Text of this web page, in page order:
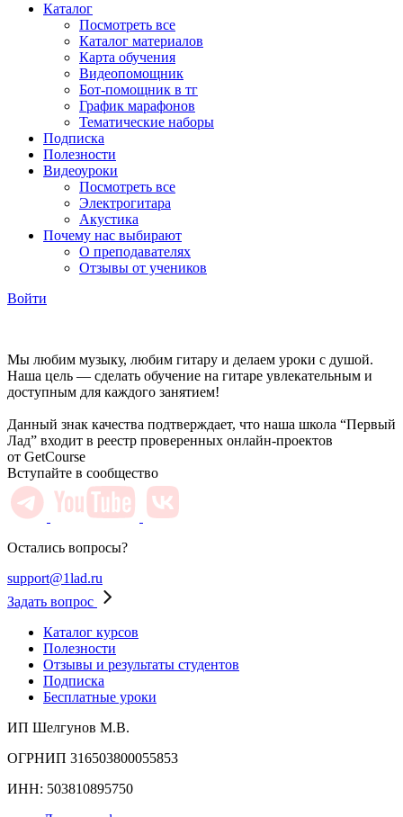
Каталог
Посмотреть все
Каталог материалов
Карта обучения
Видеопомощник
Бот-помощник в тг
График марафонов
Тематические наборы
Подписка
Полезности
Видеоуроки
Посмотреть все
Электрогитара
Акустика
Почему нас выбирают
О преподавателях
Отзывы от учеников
Войти
Мы любим музыку, любим гитару и делаем уроки с душой.
Наша цель — сделать обучение на гитаре увлекательным и
доступным для каждого занятием!
Данный знак качества подтверждает, что наша школа “Первый
Лад” входит в реестр проверенных онлайн-проектов
от GetCourse
Вступайте в сообщество
Остались вопросы?
support@1lad.ru
Задать вопрос
Каталог курсов
Полезности
Отзывы и результаты студентов
Подписка
Бесплатные уроки
ИП Шелгунов М.В.
ОГРНИП 316503800055853
ИНН: 503810895750